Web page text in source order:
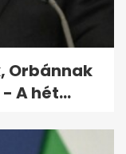
Orbánnak
A hét...